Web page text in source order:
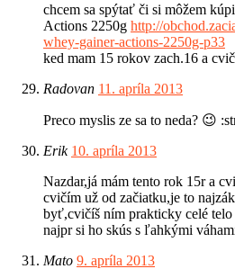
chcem sa spýtať či si môžem
Actions 2250g http://
whey-gainer-actions-2250g-p33
ked mam 15 rokov zach.16 a
Radovan 11. apríla 2013
Preco myslis ze sa to neda? 😉
Erik 10. apríla 2013
Nazdar,já mám tento rok 15r a
cvičím už od začiatku,je to
byť,cvičíš ním prakticky celé
najpr si ho skús s ľahkými
Mato 9. apríla 2013